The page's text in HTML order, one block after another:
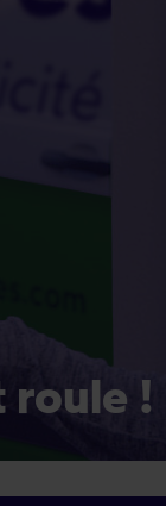
roule !